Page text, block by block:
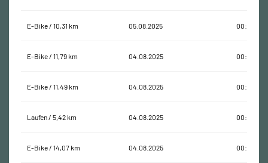
E-Bike / 10,31 km 05.08.2025 00:33:54
E-Bike / 11,79 km 04.08.2025 00:36:13
E-Bike / 11,49 km 04.08.2025 00:36:23
Laufen / 5,42 km 04.08.2025 00:39:06
E-Bike / 14,07 km 04.08.2025 00:57:10